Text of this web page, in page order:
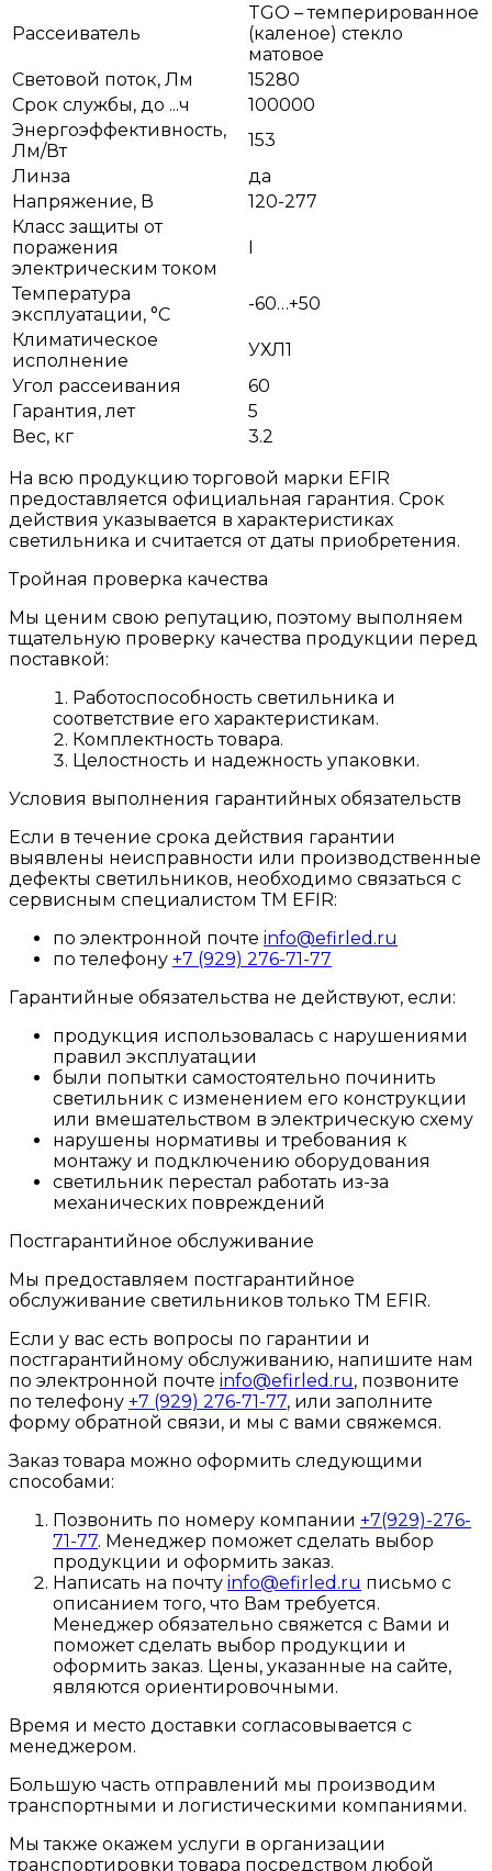
Рассеиватель
TGO – темперированное
(каленое) стекло
матовое
Световой поток, Лм
15280
Срок службы, до ...ч
100000
Энергоэффективность,
Лм/Вт
153
Линза
да
Напряжение, В
120-277
Класс защиты от
поражения
электрическим током
I
Температура
эксплуатации, °С
-60…+50
Климатическое
исполнение
УХЛ1
Угол рассеивания
60
Гарантия, лет
5
Вес, кг
3.2
На всю продукцию торговой марки EFIR
предоставляется официальная гарантия. Срок
действия указывается в характеристиках
светильника и считается от даты приобретения.
Тройная проверка качества
Мы ценим свою репутацию, поэтому выполняем
тщательную проверку качества продукции перед
поставкой:
Работоспособность светильника и
соответствие его характеристикам.
Комплектность товара.
Целостность и надежность упаковки.
Условия выполнения гарантийных обязательств
Если в течение срока действия гарантии
выявлены неисправности или производственные
дефекты светильников, необходимо связаться с
сервисным специалистом ТМ EFIR:
по электронной почте info@efirled.ru
по телефону +7 (929) 276-71-77
Гарантийные обязательства не действуют, если:
продукция использовалась с нарушениями
правил эксплуатации
были попытки самостоятельно починить
светильник с изменением его конструкции
или вмешательством в электрическую схему
нарушены нормативы и требования к
монтажу и подключению оборудования
светильник перестал работать из-за
механических повреждений
Постгарантийное обслуживание
Мы предоставляем постгарантийное
обслуживание светильников только ТМ EFIR.
Если у вас есть вопросы по гарантии и
постгарантийному обслуживанию, напишите нам
по электронной почте info@efirled.ru, позвоните
по телефону +7 (929) 276-71-77, или заполните
форму обратной связи, и мы с вами свяжемся.
Заказ товара можно оформить следующими
способами:
Позвонить по номеру компании +7(929)-276-
71-77. Менеджер поможет сделать выбор
продукции и оформить заказ.
Написать на почту info@efirled.ru письмо с
описанием того, что Вам требуется.
Менеджер обязательно свяжется с Вами и
поможет сделать выбор продукции и
оформить заказ. Цены, указанные на сайте,
являются ориентировочными.
Время и место доставки согласовывается с
менеджером.
Большую часть отправлений мы производим
транспортными и логистическими компаниями.
Мы также окажем услуги в организации
транспортировки товара посредством любой